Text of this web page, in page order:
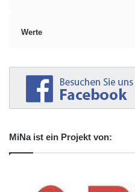
Werte
MiNa ist ein Projekt von: